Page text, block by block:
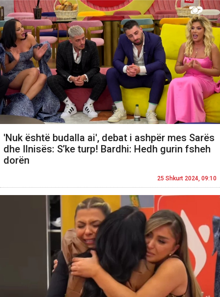
'Nuk është budalla ai', debat i ashpër mes Sarës
dhe Ilnisës: S’ke turp! Bardhi: Hedh gurin fsheh
dorën
25 Shkurt 2024, 09:10